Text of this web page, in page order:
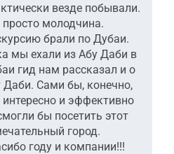
везде побывали.
просто молодчина.
брали по Дубаи.
мы ехали из Абу Даби в
гид нам рассказал и о
Даби. Сами бы, конечно,
интересно и эффективно
бы посетить этот
город.
году и компании!!!